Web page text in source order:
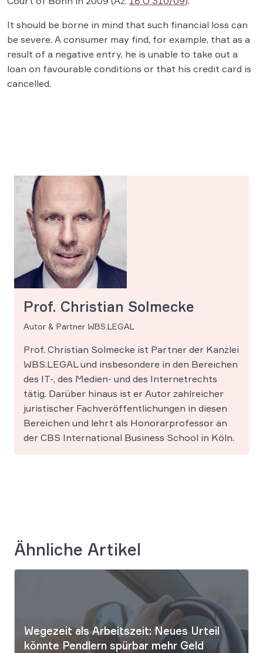
It should be borne in mind that such financial loss can
be severe. A consumer may find, for example, that as a
result of a negative entry, he is unable to take out a
loan on favourable conditions or that his credit card is
cancelled.
Prof. Christian Solmecke
Autor & Partner WBS.LEGAL
Prof. Christian Solmecke ist Partner der Kanzlei
WBS.LEGAL und insbesondere in den Bereichen
des IT-, des Medien- und des Internetrechts
tätig. Darüber hinaus ist er Autor zahlreicher
juristischer Fachveröffentlichungen in diesen
Bereichen und lehrt als Honorarprofessor an
der CBS International Business School in Köln.
Ähnliche Artikel
Wegezeit als Arbeitszeit: Neues Urteil
könnte Pendlern spürbar mehr Geld